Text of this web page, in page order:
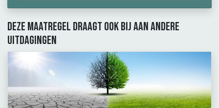
Deze maatregel draagt ook bij aan andere
uitdagingen